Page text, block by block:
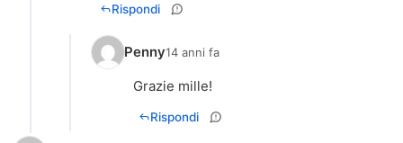
Rispondi
Penny14 anni fa
Grazie mille!
Rispondi